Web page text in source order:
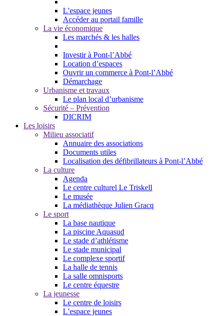
L’espace jeunes
Accéder au portail famille
La vie économique
Les marchés & les halles
Investir à Pont-l’Abbé
Location d’espaces
Ouvrir un commerce à Pont-l’Abbé
Démarchage
Urbanisme et travaux
Le plan local d’urbanisme
Sécurité – Prévention
DICRIM
Les loisirs
Milieu associatif
Annuaire des associations
Documents utiles
Localisation des défibrillateurs à Pont-l’Abbé
La culture
Agenda
Le centre culturel Le Triskell
Le musée
La médiathèque Julien Gracq
Le sport
La base nautique
La piscine Aquasud
Le stade d’athlétisme
Le stade municipal
Le complexe sportif
La halle de tennis
La salle omnisports
Le centre équestre
La jeunesse
Le centre de loisirs
L’espace jeunes